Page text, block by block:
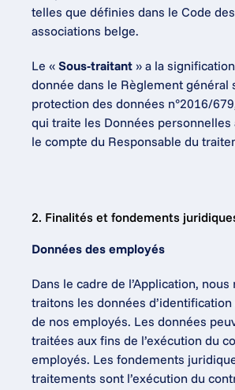
telles que définies dans le Code
associations belge.
Le « Sous-traitant » a la
donnée dans le Règlement général
protection des données n°2016/
qui traite les Données personnelles
le compte du Responsable du
2. Finalités et fondements
Données des employés
Dans le cadre de l’Application,
traitons les données
de nos employés. Les données
traitées aux fins de l’exécution du
employés. Les fondements
traitements sont l’exécution du